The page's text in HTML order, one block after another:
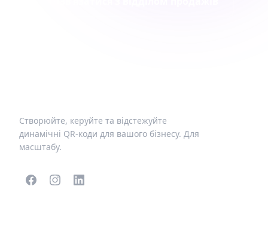
Створюйте, керуйте та відстежуйте
динамічні QR-коди для вашого бізнесу. Для
масштабу.